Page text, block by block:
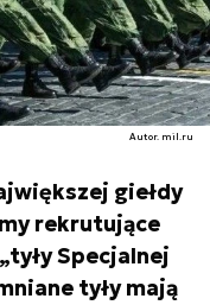
Autor. mil.ru
giełdy
rekrutujące
Specjalnej
tyły mają